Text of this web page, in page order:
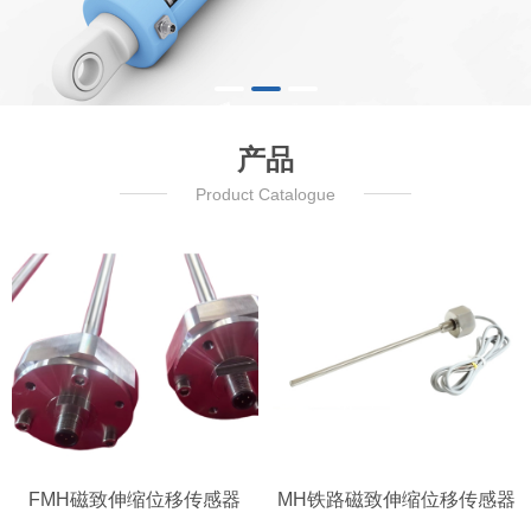
产品
Product Catalogue
FMH磁致伸缩位移传感器 MH铁路磁致伸缩位移传感器